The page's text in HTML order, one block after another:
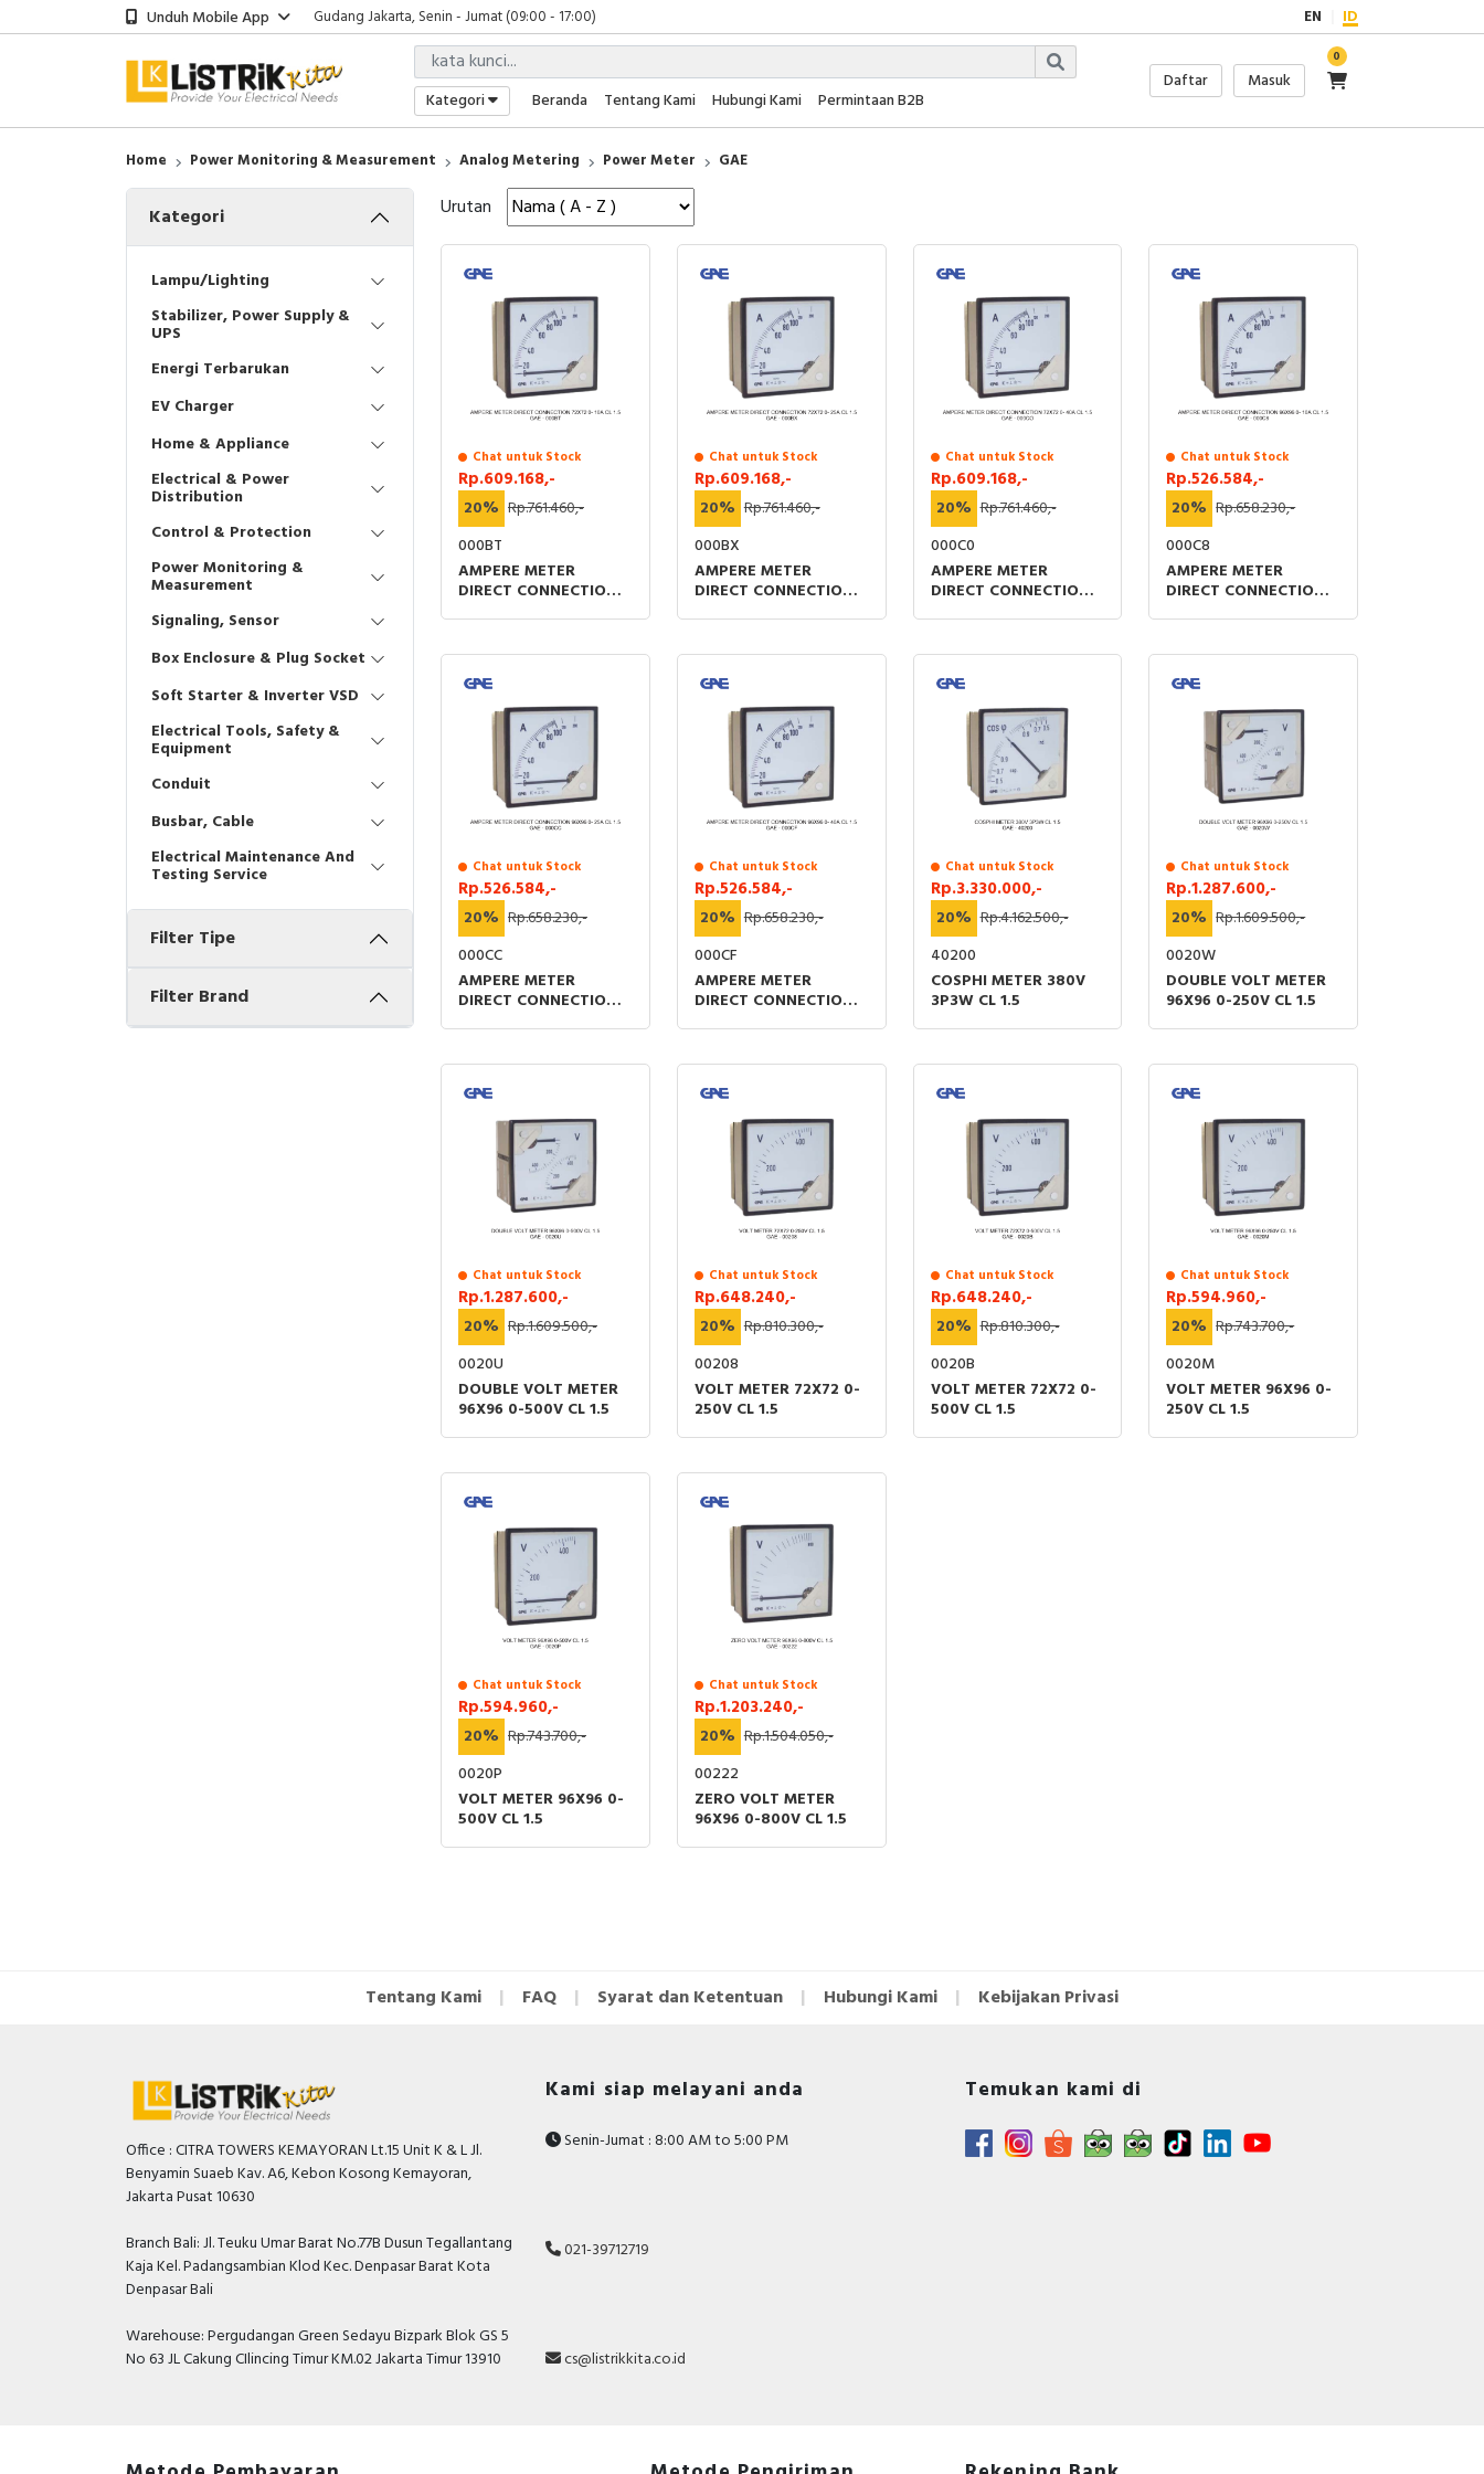
Unduh Mobile App
Gudang Jakarta, Senin - Jumat (09:00 - 17:00)
Showroom Bali, Senin - Jumat (09:00 - 17:00)
Kantor Jakarta, Senin - Jumat (08:00 - 17:00)
Gudang Jakarta, Senin - Jumat (09:00 - 17:00)
Showroom Bali, Senin - Jumat (09:00 - 17:00)
EN ID
Kategori Beranda Tentang Kami Hubungi Kami Permintaan B2B
Daftar Masuk
0
Home Power Monitoring & Measurement Analog Metering Power Meter GAE
Kategori
Lampu/Lighting
Stabilizer, Power Supply &
UPS
Energi Terbarukan
EV Charger
Home & Appliance
Electrical & Power
Distribution
Control & Protection
Power Monitoring &
Measurement
Signaling, Sensor
Box Enclosure & Plug Socket
Soft Starter & Inverter VSD
Electrical Tools, Safety &
Equipment
Conduit
Busbar, Cable
Electrical Maintenance And
Testing Service
Filter Tipe
Filter Brand
Urutan
Chat untuk Stock
Rp.609.168,-
20% Rp.761.460,-
000BT
AMPERE METER
DIRECT CONNECTION
Chat untuk Stock
Rp.609.168,-
20% Rp.761.460,-
000BX
AMPERE METER
DIRECT CONNECTION
Chat untuk Stock
Rp.609.168,-
20% Rp.761.460,-
000C0
AMPERE METER
DIRECT CONNECTION
Chat untuk Stock
Rp.526.584,-
20% Rp.658.230,-
000C8
AMPERE METER
DIRECT CONNECTION
Chat untuk Stock
Rp.526.584,-
20% Rp.658.230,-
000CC
AMPERE METER
DIRECT CONNECTION
Chat untuk Stock
Rp.526.584,-
20% Rp.658.230,-
000CF
AMPERE METER
DIRECT CONNECTION
Chat untuk Stock
Rp.3.330.000,-
20% Rp.4.162.500,-
40200
COSPHI METER 380V
3P3W CL 1.5
Chat untuk Stock
Rp.1.287.600,-
20% Rp.1.609.500,-
0020W
DOUBLE VOLT METER
96X96 0-250V CL 1.5
Chat untuk Stock
Rp.1.287.600,-
20% Rp.1.609.500,-
0020U
DOUBLE VOLT METER
96X96 0-500V CL 1.5
Chat untuk Stock
Rp.648.240,-
20% Rp.810.300,-
00208
VOLT METER 72X72 0-
250V CL 1.5
Chat untuk Stock
Rp.648.240,-
20% Rp.810.300,-
0020B
VOLT METER 72X72 0-
500V CL 1.5
Chat untuk Stock
Rp.594.960,-
20% Rp.743.700,-
0020M
VOLT METER 96X96 0-
250V CL 1.5
Chat untuk Stock
Rp.594.960,-
20% Rp.743.700,-
0020P
VOLT METER 96X96 0-
500V CL 1.5
Chat untuk Stock
Rp.1.203.240,-
20% Rp.1.504.050,-
00222
ZERO VOLT METER
96X96 0-800V CL 1.5
Tentang Kami FAQ Syarat dan Ketentuan Hubungi Kami Kebijakan Privasi
Office : CITRA TOWERS KEMAYORAN Lt.15 Unit K & L Jl.
Benyamin Suaeb Kav. A6, Kebon Kosong Kemayoran,
Jakarta Pusat 10630
Branch Bali: Jl. Teuku Umar Barat No.77B Dusun Tegallantang
Kaja Kel. Padangsambian Klod Kec. Denpasar Barat Kota
Denpasar Bali
Warehouse: Pergudangan Green Sedayu Bizpark Blok GS 5
No 63 JL Cakung CIlincing Timur KM.02 Jakarta Timur 13910
Kami siap melayani anda
Senin-Jumat : 8:00 AM to 5:00 PM
021-39712719
cs@listrikkita.co.id
Temukan kami di